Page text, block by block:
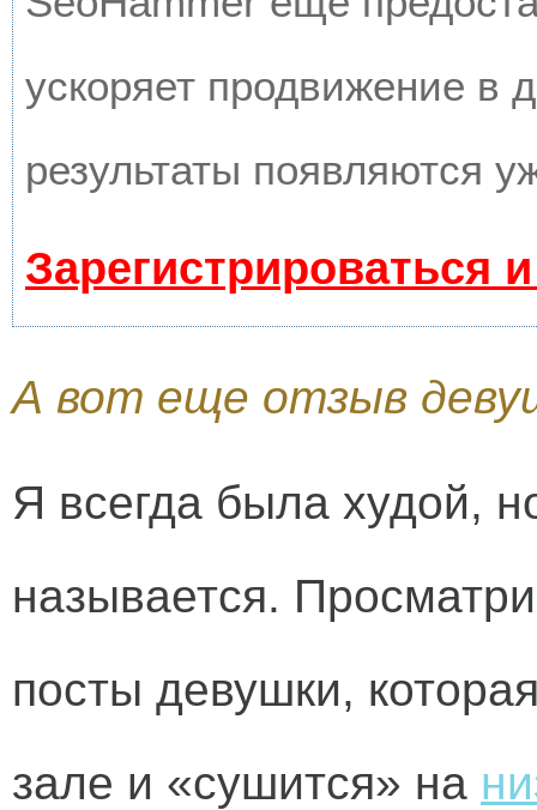
ускоряет продвижение в
результаты появляются
Зарегистрироваться
А вот еще отзыв
Я всегда была худой,
называется.
посты девушки,
зале и «сушится» на